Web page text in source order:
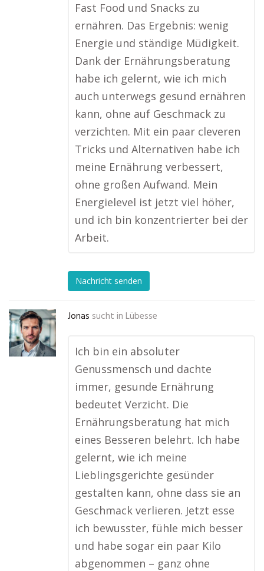
Fast Food und Snacks zu
ernähren. Das Ergebnis: wenig
Energie und ständige Müdigkeit.
Dank der Ernährungsberatung
habe ich gelernt, wie ich mich
auch unterwegs gesund ernähren
kann, ohne auf Geschmack zu
verzichten. Mit ein paar cleveren
Tricks und Alternativen habe ich
meine Ernährung verbessert,
ohne großen Aufwand. Mein
Energielevel ist jetzt viel höher,
und ich bin konzentrierter bei der
Arbeit.
Nachricht senden
Jonas sucht in Lübesse
Ich bin ein absoluter
Genussmensch und dachte
immer, gesunde Ernährung
bedeutet Verzicht. Die
Ernährungsberatung hat mich
eines Besseren belehrt. Ich habe
gelernt, wie ich meine
Lieblingsgerichte gesünder
gestalten kann, ohne dass sie an
Geschmack verlieren. Jetzt esse
ich bewusster, fühle mich besser
und habe sogar ein paar Kilo
abgenommen – ganz ohne